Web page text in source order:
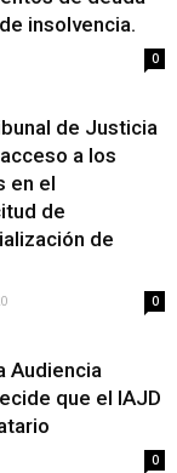
insolvencia.
0
de Justicia
a los
en el
de
de
0
Audiencia
que el IAJD
0